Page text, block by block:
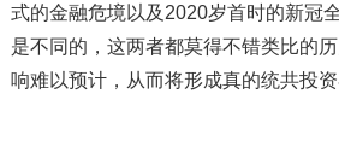
式的金融危境以及2020岁首时的新冠
是不同的，这两者都莫得不错类比的
响难以预计，从而将形成真的统共投资